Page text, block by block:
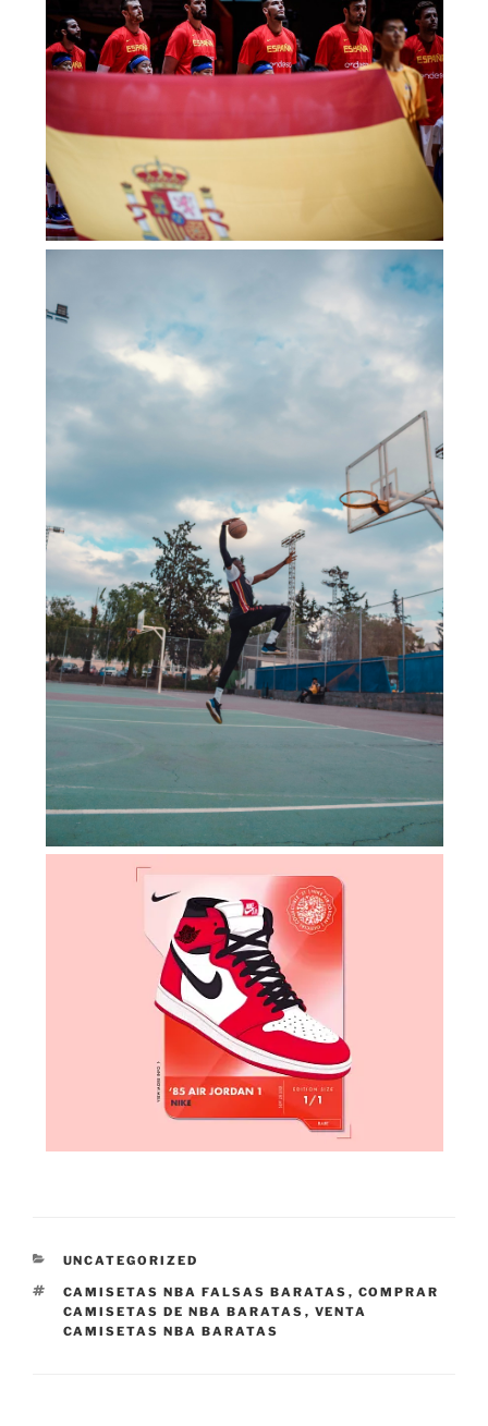
CATEGORÍAS
UNCATEGORIZED
ETIQUETAS
CAMISETAS NBA FALSAS BARATAS , COMPRAR
CAMISETAS DE NBA BARATAS , VENTA
CAMISETAS NBA BARATAS